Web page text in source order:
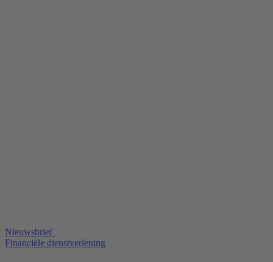
Nieuwsbrief
Financiële dienstverlening